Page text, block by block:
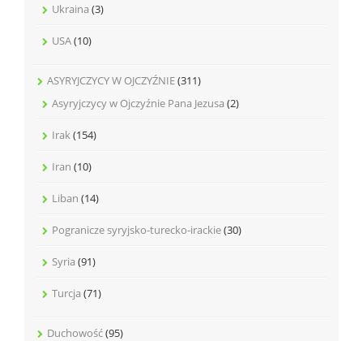
Ukraina (3)
USA(10)
ASYRYJCZYCY W OJCZYŹNIE(311)
Asyryjczycy w Ojczyźnie Pana Jezusa (2)
Irak(154)
Iran (10)
Liban (14)
Pogranicze syryjsko-turecko-irackie(30)
Syria (91)
Turcja (71)
Duchowość(95)